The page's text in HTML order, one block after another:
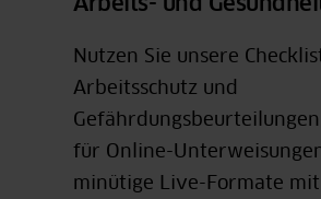
Arbeits- und
Nutzen Sie unsere
Arbeitsschutz und
für Online-
minütige Live-Formate mit